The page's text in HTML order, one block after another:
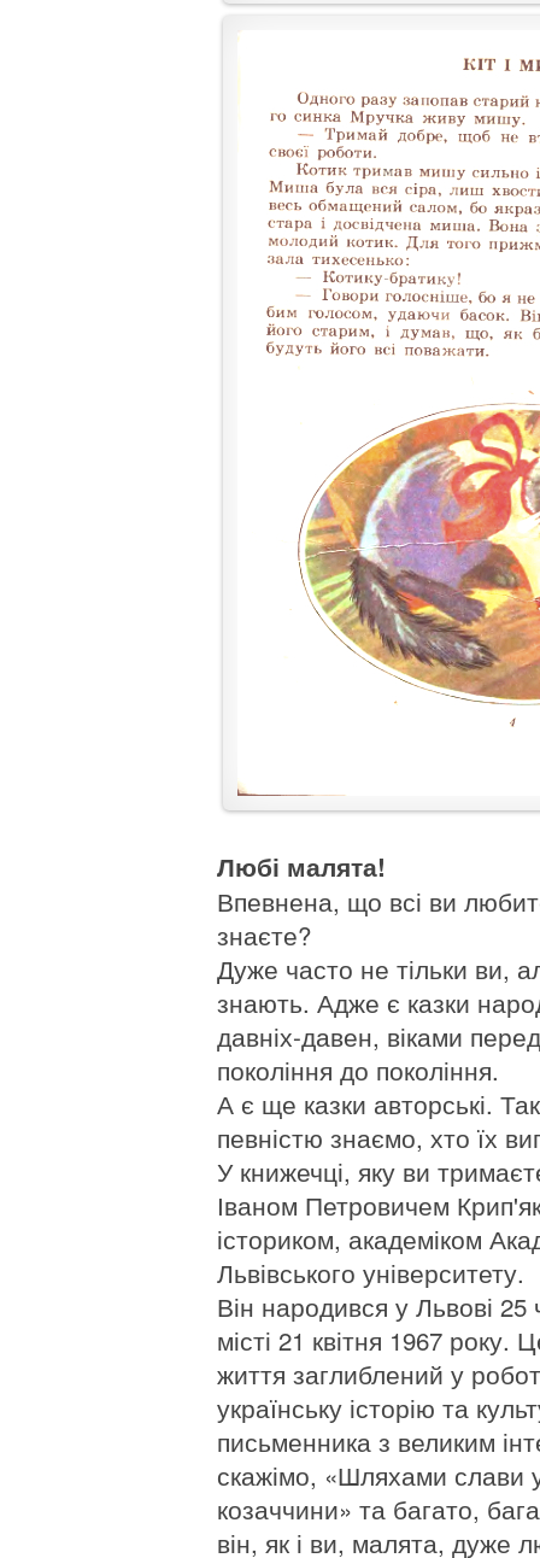
Любі малята!
Впевнена, що всі ви
знаєте?
Дуже часто не тільки ви,
знають. Адже є казки
давніх-давен, віками
покоління до покоління.
А є ще казки авторські.
певністю знаємо, хто їх
У книжечці, яку ви
Іваном Петровичем
істориком, академіком
Львівського університету.
Він народився у Львові
місті 21 квітня 1967
життя заглиблений у
українську історію та
письменника з великим
скажімо, «Шляхами слави
козаччини» та багато,
він, як і ви, малята, дуже